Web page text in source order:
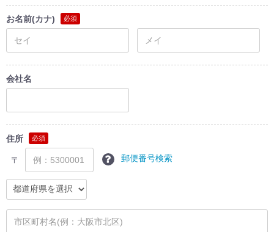
お名前(カナ) 必須
会社名
住所 必須
〒 郵便番号検索